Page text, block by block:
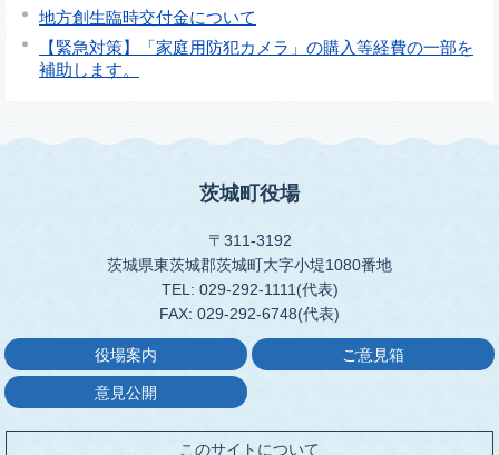
地方創生臨時交付金について
【緊急対策】「家庭用防犯カメラ」の購入等経費の一部を
補助します。
茨城町役場
〒311-3192
茨城県東茨城郡茨城町大字小堤1080番地
TEL: 029-292-1111(代表)
FAX: 029-292-6748(代表)
役場案内 ご意見箱
意見公開
このサイトについて